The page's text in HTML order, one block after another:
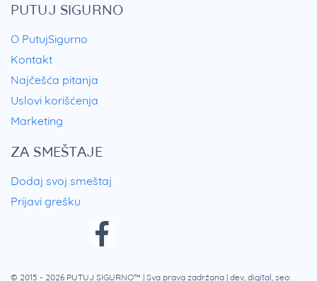
PUTUJ SIGURNO
O PutujSigurno
Kontakt
Najčešća pitanja
Uslovi korišćenja
Marketing
ZA SMEŠTAJE
Dodaj svoj smeštaj
Prijavi grešku
© 2015 - 2026 PUTUJ SIGURNO™ | Sva prava zadržana | dev, digital, seo: